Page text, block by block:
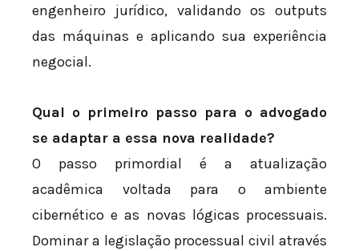
engenheiro jurídico, validando os outputs
das máquinas e aplicando sua experiência
negocial.
Qual o primeiro passo para o advogado
se adaptar a essa nova realidade?
O passo primordial é a atualização
acadêmica voltada para o ambiente
cibernético e as novas lógicas processuais.
Dominar a legislação processual civil através